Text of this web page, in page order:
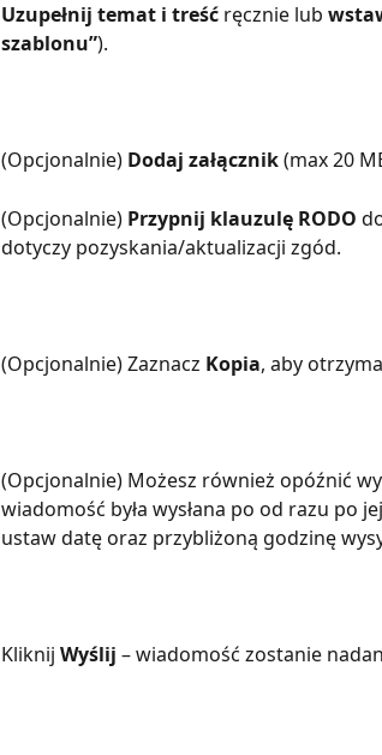
Uzupełnij temat i treść ręcznie lub
szablonu”).
(Opcjonalnie) Dodaj załącznik (max 20
(Opcjonalnie) Przypnij klauzulę RODO
dotyczy pozyskania/aktualizacji zgód.
(Opcjonalnie) Zaznacz Kopia, aby
(Opcjonalnie) Możesz również opóźnić
wiadomość była wysłana po od razu po
ustaw datę oraz przybliżoną godzinę
Kliknij Wyślij – wiadomość zostanie